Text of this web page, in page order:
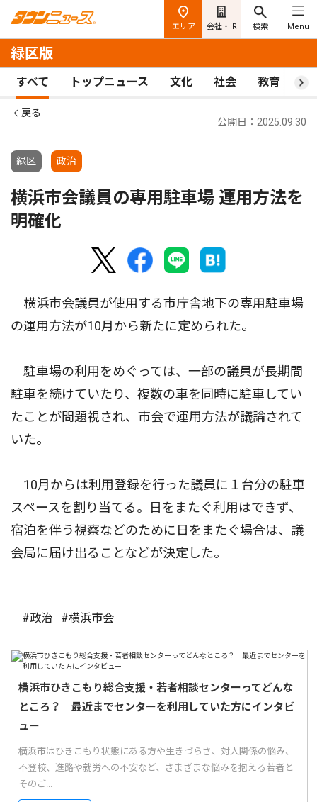
エリア 会社・IR 検索 Menu
緑区版
すべて トップニュース 文化 社会 教育 ス
戻る
緑区 政治
公開日：2025.09.30
横浜市会議員の専用駐車場 運用方法を
明確化
横浜市会議員が使用する市庁舎地下の専用駐車場
の運用方法が10月から新たに定められた。
駐車場の利用をめぐっては、一部の議員が長期間
駐車を続けていたり、複数の車を同時に駐車してい
たことが問題視され、市会で運用方法が議論されて
いた。
10月からは利用登録を行った議員に１台分の駐車
スペースを割り当てる。日をまたぐ利用はできず、
宿泊を伴う視察などのために日をまたぐ場合は、議
会局に届け出ることなどが決定した。
#政治 #横浜市会
横浜市ひきこもり総合支援・若者相談センターってどんな
ところ？ 最近までセンターを利用していた方にインタビ
ュー
横浜市はひきこもり状態にある方や生きづらさ、対人関係の悩み、
不登校、進路や就労への不安など、さまざまな悩みを抱える若者と
そのご...